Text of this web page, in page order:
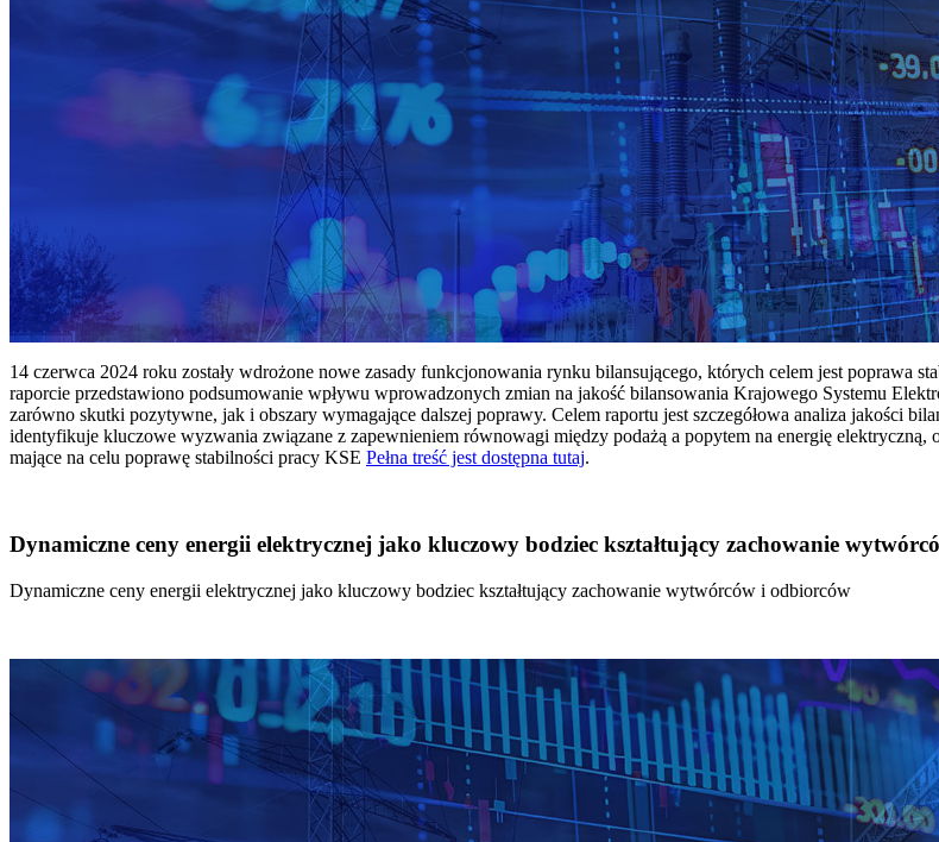
14 czerwca 2024 roku zostały wdrożone nowe zasady funkcjonowania rynku bilansującego, których celem jest poprawa
raporcie przedstawiono podsumowanie wpływu wprowadzonych zmian na jakość bilansowania Krajowego Systemu
zarówno skutki pozytywne, jak i obszary wymagające dalszej poprawy. Celem raportu jest szczegółowa analiza jakości
identyfikuje kluczowe wyzwania związane z zapewnieniem równowagi między podażą a popytem na energię elektryczną,
mające na celu poprawę stabilności pracy KSE Pełna treść jest dostępna tutaj.
Dynamiczne ceny energii elektrycznej jako kluczowy bodziec kształtujący zachowanie
Dynamiczne ceny energii elektrycznej jako kluczowy bodziec kształtujący zachowanie wytwórców i odbiorców